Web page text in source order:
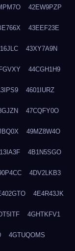
42EW9PZP
43EEF23E
43XY7A9N
44CGH1H9
4601IURZ
47CQFY0O
49MZ8W4O
4B1N5SGO
4DV2LKB3
4E4R43JK
4GHTKFV1
4GTUQOMS